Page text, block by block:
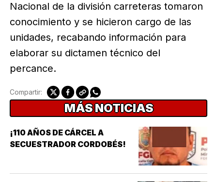
Nacional de la división carreteras tomaron
conocimiento y se hicieron cargo de las
unidades, recabando información para
elaborar su dictamen técnico del
percance.
Compartir:
MÁS NOTICIAS
¡110 AÑOS DE CÁRCEL A
SECUESTRADOR CORDOBÉS!